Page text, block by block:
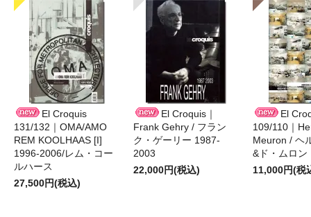
El Croquis
131/132｜OMA/AMO
REM KOOLHAAS [I]
1996-2006/レム・コー
ルハース
27,500円(税込)
El Croquis｜
Frank Gehry / フラン
ク・ゲーリー 1987-
2003
22,000円(税込)
El
109/110｜
Meuron / ヘ
&ド・ムロ
11,000円(税